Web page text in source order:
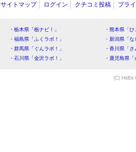
サイトマップ ログイン クチコミ投稿 プラ
・栃木県「栃ナビ！」
・熊本県「
・福島県「ふくラボ！」
・新潟県「
・群馬県「ぐんラボ！」
・香川県「
・石川県「金沢ラボ！」
・鹿児島県
(C) HitBit